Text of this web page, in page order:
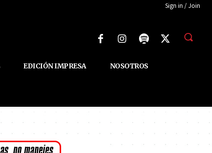
Sign in / Join
EDICIÓN IMPRESA NOSOTROS